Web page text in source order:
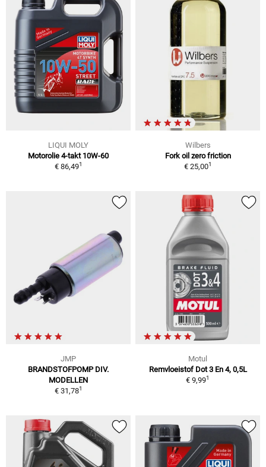
LIQUI MOLY
Motorolie 4-takt 10W-60
€ 86,491
Wilbers
Fork oil zero friction
€ 25,001
JMP
BRANDSTOFPOMP DIV.
MODELLEN
€ 31,781
Motul
Remvloeistof Dot 3 En 4, 0,5L
€ 9,991